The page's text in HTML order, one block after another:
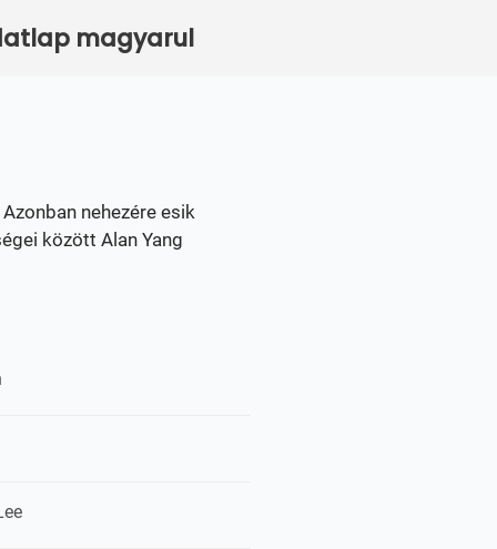
magyarul
nehezére esik
között Alan Yang